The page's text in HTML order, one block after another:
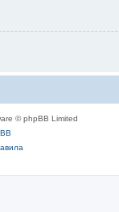
© phpBB Limited